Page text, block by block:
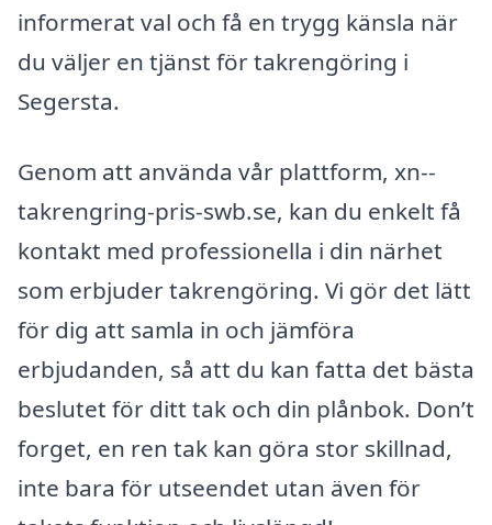
informerat val och få en trygg känsla när
du väljer en tjänst för takrengöring i
Segersta.
Genom att använda vår plattform, xn--
takrengring-pris-swb.se, kan du enkelt få
kontakt med professionella i din närhet
som erbjuder takrengöring. Vi gör det lätt
för dig att samla in och jämföra
erbjudanden, så att du kan fatta det bästa
beslutet för ditt tak och din plånbok. Don’t
forget, en ren tak kan göra stor skillnad,
inte bara för utseendet utan även för